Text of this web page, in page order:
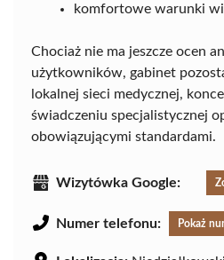
komfortowe warunki
Chociaż nie ma jeszcze ocen
użytkowników, gabinet
lokalnej sieci medycznej,
świadczeniu specjalistycznej
obowiązującymi standardami.
Wizytówka Google:
Numer telefonu: Pokaż